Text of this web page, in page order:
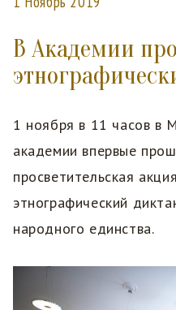
В Академии
1 ноября в 11 часов в
академии впервые
просветительская
этнографический
народного единства.